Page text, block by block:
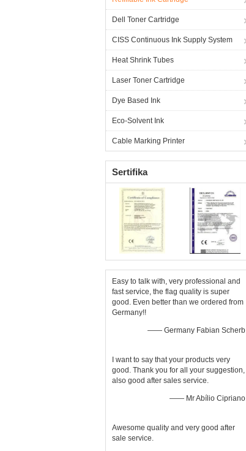
Dell Toner Cartridge
CISS Continuous Ink Supply System
Heat Shrink Tubes
Laser Toner Cartridge
Dye Based Ink
Eco-Solvent Ink
Cable Marking Printer
Sertifika
Easy to talk with, very professional and
fast service, the flag quality is super
good. Even better than we ordered from
Germany!!
—— Germany Fabian Scherb
I want to say that your products very
good. Thank you for all your suggestion,
also good after sales service.
—— Mr Abílio Cipriano
Awesome quality and very good after
sale service.